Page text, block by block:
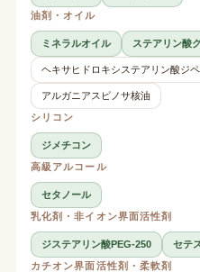
油剤・オイル
ミネラルオイル ステアリン酸
ヘキサヒドロキシステアリン酸ジ
アルガニアスピノサ核油
シリコン
ジメチコン
高級アルコール
セタノール
乳化剤・非イオン界面活性剤
ジステアリン酸PEG-250 セテ
カチオン界面活性剤・柔軟剤